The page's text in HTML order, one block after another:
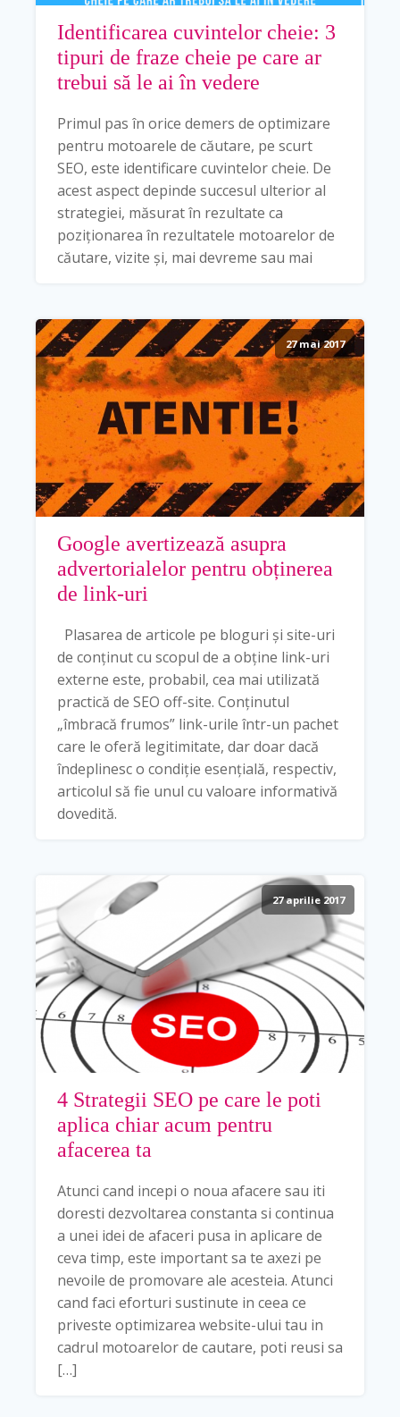
Identificarea cuvintelor cheie: 3
tipuri de fraze cheie pe care ar
trebui să le ai în vedere
Primul pas în orice demers de optimizare
pentru motoarele de căutare, pe scurt
SEO, este identificare cuvintelor cheie. De
acest aspect depinde succesul ulterior al
strategiei, măsurat în rezultate ca
poziționarea în rezultatele motoarelor de
căutare, vizite și, mai devreme sau mai
27 mai 2017
Google avertizează asupra
advertorialelor pentru obținerea
de link-uri
Plasarea de articole pe bloguri și site-uri
de conținut cu scopul de a obține link-uri
externe este, probabil, cea mai utilizată
practică de SEO off-site. Conținutul
„îmbracă frumos” link-urile într-un pachet
care le oferă legitimitate, dar doar dacă
îndeplinesc o condiție esențială, respectiv,
articolul să fie unul cu valoare informativă
dovedită.
27 aprilie 2017
4 Strategii SEO pe care le poti
aplica chiar acum pentru
afacerea ta
Atunci cand incepi o noua afacere sau iti
doresti dezvoltarea constanta si continua
a unei idei de afaceri pusa in aplicare de
ceva timp, este important sa te axezi pe
nevoile de promovare ale acesteia. Atunci
cand faci eforturi sustinute in ceea ce
priveste optimizarea website-ului tau in
cadrul motoarelor de cautare, poti reusi sa
[…]